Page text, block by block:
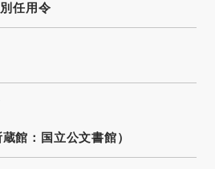
任用令
館：国立公文書館）